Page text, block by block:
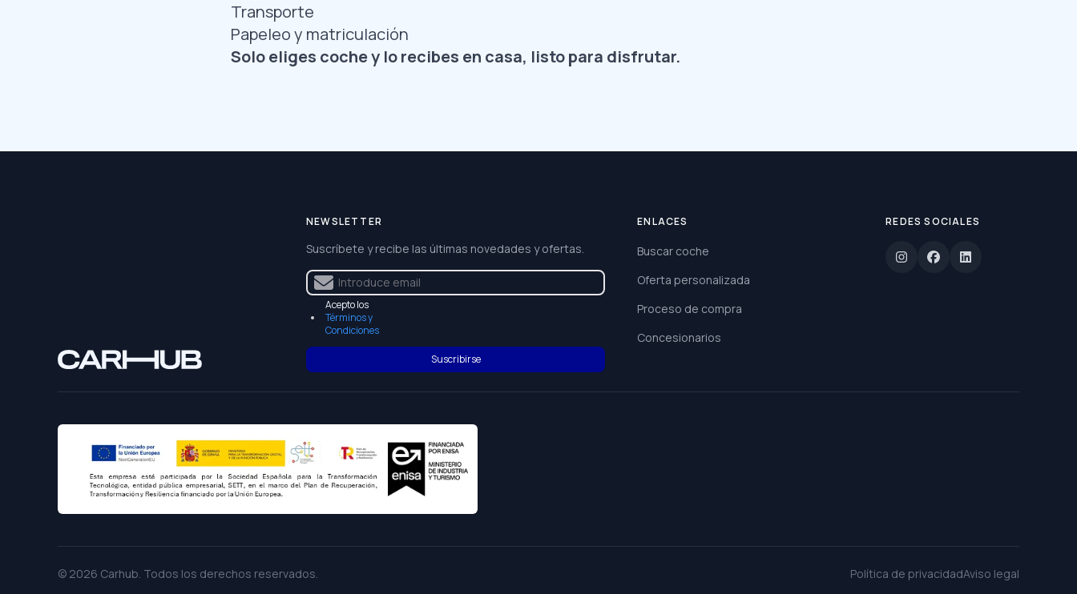
Transporte
Papeleo y matriculación
Solo eliges coche y lo recibes en casa, listo para disfrutar.
NEWSLETTER
Suscríbete y recibe las últimas novedades y ofertas.
Acepto los
Términos y
Condiciones
Suscribirse
ENLACES
Buscar coche
Oferta personalizada
Proceso de compra
Concesionarios
REDES SOCIALES
© 2026 Carhub. Todos los derechos reservados. Política de privacidadAviso legal